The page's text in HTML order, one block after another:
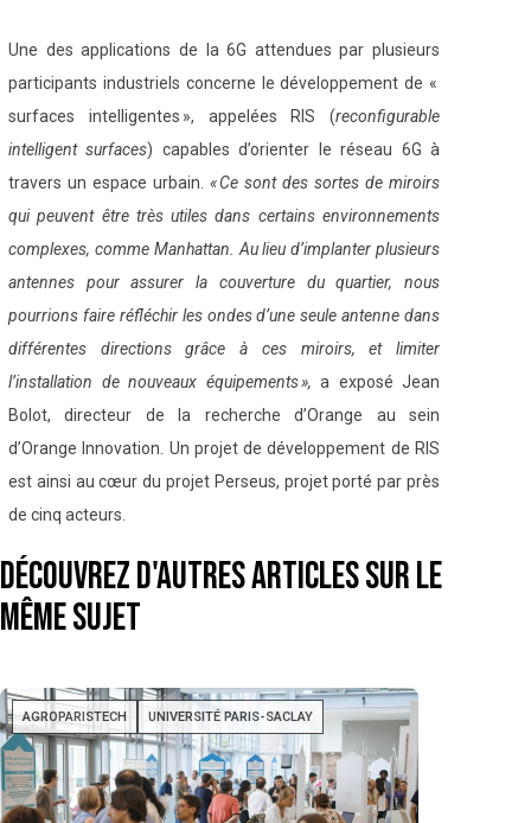
Une des applications de la 6G attendues par plusieurs
participants industriels concerne le développement de «
surfaces intelligentes », appelées RIS (reconfigurable
intelligent surfaces) capables d’orienter le réseau 6G à
travers un espace urbain. « Ce sont des sortes de miroirs
qui peuvent être très utiles dans certains environnements
complexes, comme Manhattan. Au lieu d’implanter plusieurs
antennes pour assurer la couverture du quartier, nous
pourrions faire réfléchir les ondes d’une seule antenne dans
différentes directions grâce à ces miroirs, et limiter
l’installation de nouveaux équipements », a exposé Jean
Bolot, directeur de la recherche d’Orange au sein
d’Orange Innovation. Un projet de développement de RIS
est ainsi au cœur du projet Perseus, projet porté par près
de cinq acteurs.
Découvrez d'autres articles sur le
même sujet
AGROPARISTECH UNIVERSITÉ PARIS-SACLAY